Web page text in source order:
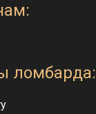
ломбарда: